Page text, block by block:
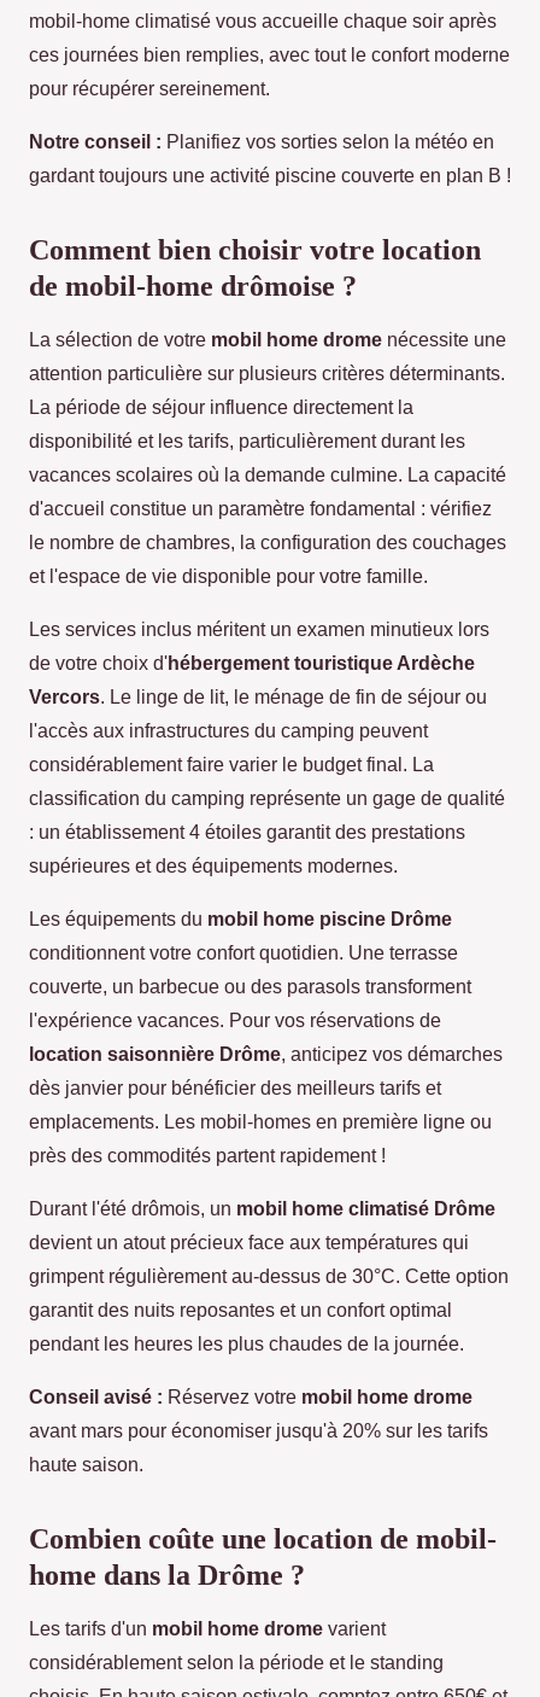
mobil-home climatisé vous accueille chaque soir après
ces journées bien remplies, avec tout le confort moderne
pour récupérer sereinement.
Notre conseil : Planifiez vos sorties selon la météo en
gardant toujours une activité piscine couverte en plan B !
Comment bien choisir votre location
de mobil-home drômoise ?
La sélection de votre mobil home drome nécessite une
attention particulière sur plusieurs critères déterminants.
La période de séjour influence directement la
disponibilité et les tarifs, particulièrement durant les
vacances scolaires où la demande culmine. La capacité
d'accueil constitue un paramètre fondamental : vérifiez
le nombre de chambres, la configuration des couchages
et l'espace de vie disponible pour votre famille.
Les services inclus méritent un examen minutieux lors
de votre choix d'hébergement touristique Ardèche
Vercors. Le linge de lit, le ménage de fin de séjour ou
l'accès aux infrastructures du camping peuvent
considérablement faire varier le budget final. La
classification du camping représente un gage de qualité
: un établissement 4 étoiles garantit des prestations
supérieures et des équipements modernes.
Les équipements du mobil home piscine Drôme
conditionnent votre confort quotidien. Une terrasse
couverte, un barbecue ou des parasols transforment
l'expérience vacances. Pour vos réservations de
location saisonnière Drôme, anticipez vos démarches
dès janvier pour bénéficier des meilleurs tarifs et
emplacements. Les mobil-homes en première ligne ou
près des commodités partent rapidement !
Durant l'été drômois, un mobil home climatisé Drôme
devient un atout précieux face aux températures qui
grimpent régulièrement au-dessus de 30°C. Cette option
garantit des nuits reposantes et un confort optimal
pendant les heures les plus chaudes de la journée.
Conseil avisé : Réservez votre mobil home drome
avant mars pour économiser jusqu'à 20% sur les tarifs
haute saison.
Combien coûte une location de mobil-
home dans la Drôme ?
Les tarifs d'un mobil home drome varient
considérablement selon la période et le standing